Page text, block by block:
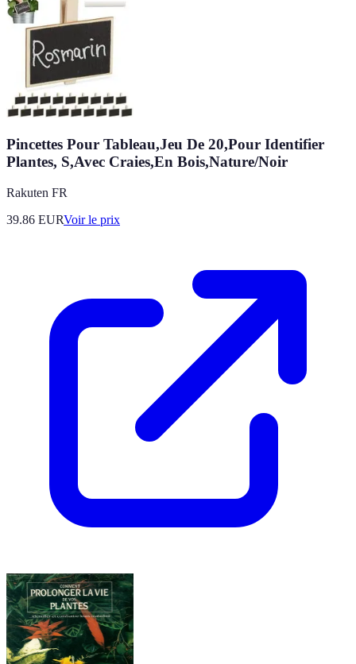
Pincettes Pour Tableau,Jeu De 20,Pour Identifier
Plantes, S,Avec Craies,En Bois,Nature/Noir
Rakuten FR
39.86 EURVoir le prix